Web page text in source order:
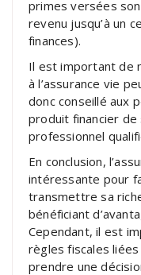
primes versées
revenu jusqu’à un
finances).
Il est important de
à l’assurance vie
donc conseillé aux
produit financier de
professionnel
En conclusion,
intéressante pour
transmettre sa
bénéficiant
Cependant, il est
règles fiscales
prendre une